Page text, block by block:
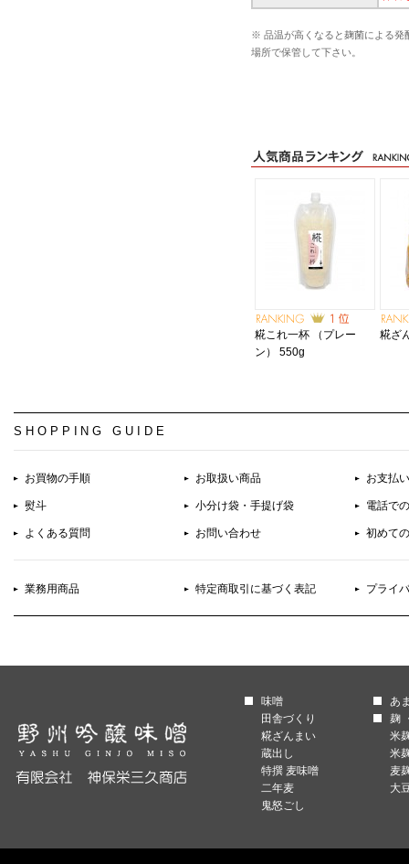
※ 品温が高くなると麹菌による発
場所で保管して下さい。
糀これ一杯 （プレー
ン） 550g
糀ざ
SHOPPING GUIDE
お買物の手順 お取扱い商品 お支払
熨斗 小分け袋・手提げ袋 電話で
よくある質問 お問い合わせ 初めて
業務用商品 特定商取引に基づく表記 プライ
味噌
田舎づくり
糀ざんまい
蔵出し
特撰 麦味噌
二年麦
鬼怒ごし
あ
麹
米
米
麦
大